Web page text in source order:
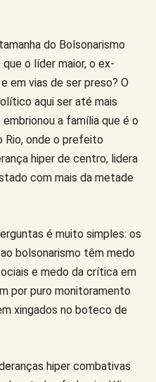
do Bolsonarismo
o líder maior, o ex-
em vias de ser preso? O
aqui ser até mais
a família que é o
Rio, onde o prefeito
hiper de centro, lidera
com mais da metade
é muito simples: os
bolsonarismo têm medo
e medo da crítica em
por puro monitoramento
xingados no boteco de
hiper combativas